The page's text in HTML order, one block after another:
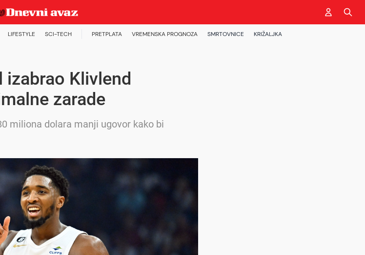
LIFESTYLE SCI-TECH PRETPLATA VREMENSKA PROGNOZA SMRTOVNICE KRIŽALJKA
Klivlend
zarade
miliona dolara manji ugovor kako bi